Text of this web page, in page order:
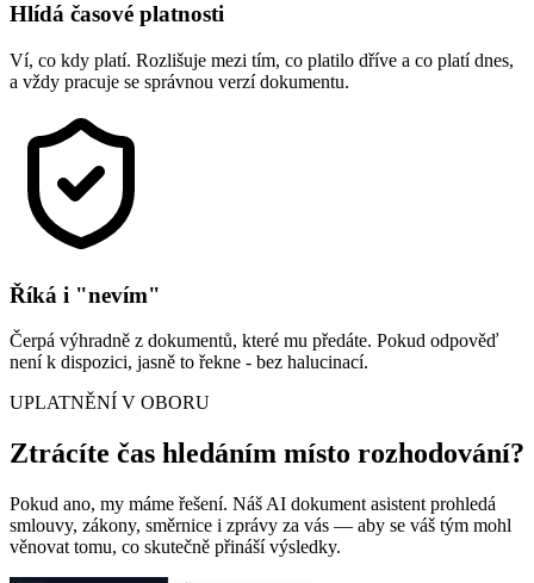
Hlídá časové platnosti
Ví, co kdy platí. Rozlišuje mezi tím, co platilo dříve a co platí dnes,
a vždy pracuje se správnou verzí dokumentu.
Říká i "nevím"
Čerpá výhradně z dokumentů, které mu předáte. Pokud odpověď
není k dispozici, jasně to řekne - bez halucinací.
UPLATNĚNÍ V OBORU
Ztrácíte čas hledáním místo rozhodování?
Pokud ano, my máme řešení. Náš AI dokument asistent prohledá
smlouvy, zákony, směrnice i zprávy za vás — aby se váš tým mohl
věnovat tomu, co skutečně přináší výsledky.